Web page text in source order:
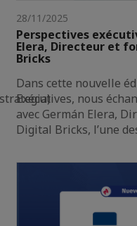
28/11/2025
Perspectives
Elera, Directeur et
Bricks
Dans cette nouvelle
Exécutives, nous
avec Germán Elera,
Digital Bricks, l’une